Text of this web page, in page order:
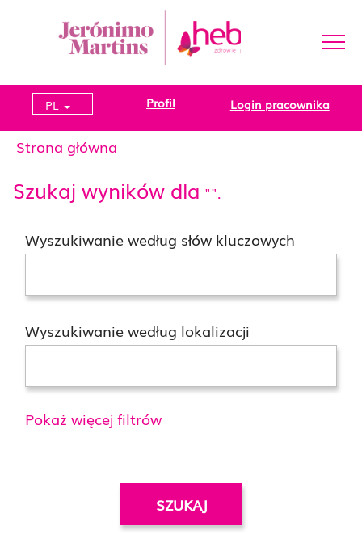
PL Profil Login pracownika
Strona główna
Szukaj wyników dla "".
Wyszukiwanie według słów kluczowych
Wyszukiwanie według lokalizacji
Pokaż więcej filtrów